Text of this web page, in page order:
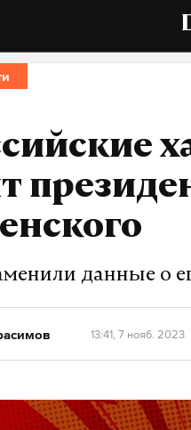
данные о
13:41, 7 нояб. 2023